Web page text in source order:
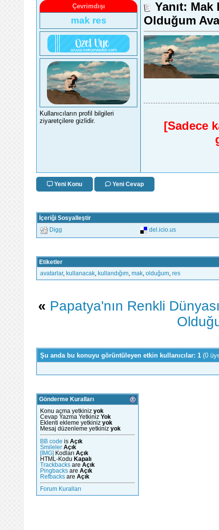
Çevrimdışı
mak res
Kullanıcıların profil bilgileri
ziyaretçilere gizlidir.
Yanıt:
Olduğum
[Sadece
Yeni Konu Yeni Cevap
İçeriği Sosyalleştir
Digg del.icio.us
Etiketler
avatarlar, kullanacak kullandığım mak olduğum res
« Papatya'nın Renkli
Şu anda bu konuyu görüntüleyen etkin kullanıcılar: 1 (0
Gönderme Kuralları
Konu açma yetkiniz yok
Cevap Yazma Yetkiniz Yok
Eklenti ekleme yetkiniz yok
Mesaj düzenleme yetkiniz yok
BB code is Açık
Smileler Açık
[IMG] Kodları Açık
HTML-Kodu Kapalı
Trackbacks are Açık
Pingbacks are Açık
Refbacks are Açık
Forum Kuralları